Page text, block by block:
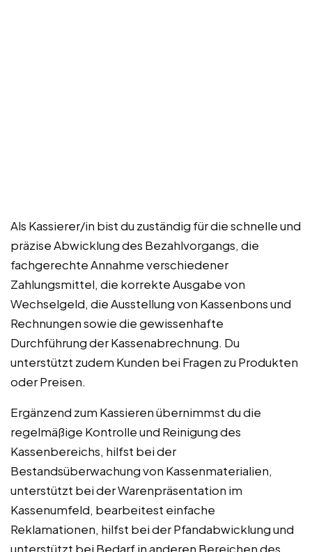
Als Kassierer/in bist du zuständig für die schnelle und
präzise Abwicklung des Bezahlvorgangs, die
fachgerechte Annahme verschiedener
Zahlungsmittel, die korrekte Ausgabe von
Wechselgeld, die Ausstellung von Kassenbons und
Rechnungen sowie die gewissenhafte
Durchführung der Kassenabrechnung. Du
unterstützt zudem Kunden bei Fragen zu Produkten
oder Preisen.
Ergänzend zum Kassieren übernimmst du die
regelmäßige Kontrolle und Reinigung des
Kassenbereichs, hilfst bei der
Bestandsüberwachung von Kassenmaterialien,
unterstützt bei der Warenpräsentation im
Kassenumfeld, bearbeitest einfache
Reklamationen, hilfst bei der Pfandabwicklung und
unterstützt bei Bedarf in anderen Bereichen des